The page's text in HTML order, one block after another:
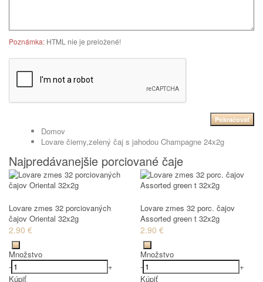
Poznámka: HTML nie je preložené!
Pokračovať
Domov
Lovare čierny,zelený čaj s jahodou Champagne 24x2g
Najpredávanejšie porciované čaje
Lovare zmes 32 porciovaných
čajov Oriental 32x2g
2.90 €
Množstvo
-
+
Kúpiť
Lovare zmes 32 porc. čajov
Assorted green t 32x2g
2.90 €
Množstvo
-
+
Kúpiť